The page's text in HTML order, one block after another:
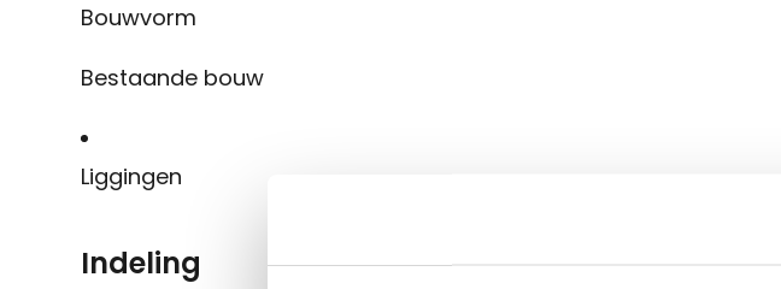
Bouwvorm
Bestaande bouw
Liggingen
Indeling